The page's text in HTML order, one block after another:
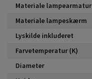
Materiale lampearmatur
Materiale lampeskærm
Lyskilde inkluderet
Farvetemperatur (K)
Diameter